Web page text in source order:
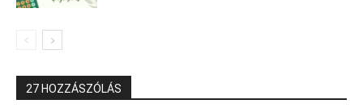
27 HOZZÁSZÓLÁS